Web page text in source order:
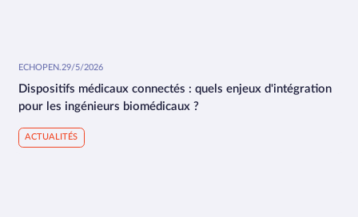
ECHOPEN.29/5/2026
Dispositifs médicaux connectés : quels enjeux d'intégration
pour les ingénieurs biomédicaux ?
ACTUALITÉS